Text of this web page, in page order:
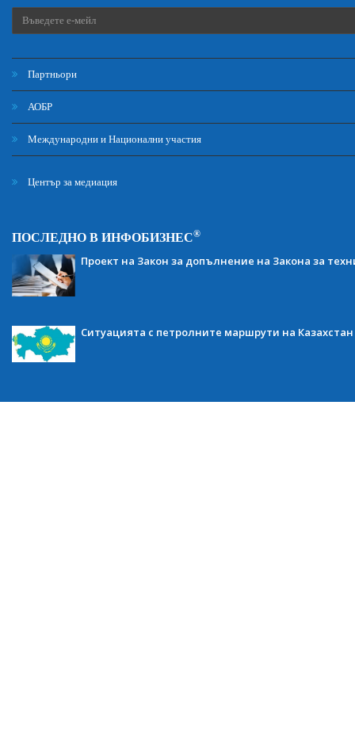
Партньори
АОБР
Международни и Национални участия
Център за медиация
ПОСЛЕДНО В ИНФОБИЗНЕС®
Проект на Закон за допълнение на Закона за
Ситуацията с петролните маршрути на Казахстан